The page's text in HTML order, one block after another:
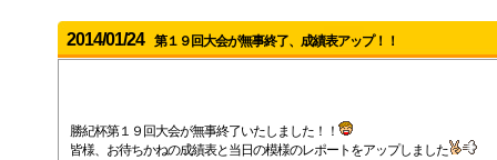
2014/01/24 第１９回大会が無事終了、成績表アップ！！
勝紀杯第１９回大会が無事終了いたしました！！
皆様、お待ちかねの成績表と当日の模様のレポートをアップしました